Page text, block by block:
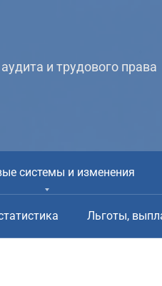
и трудового права
системы и изменения
Льготы,